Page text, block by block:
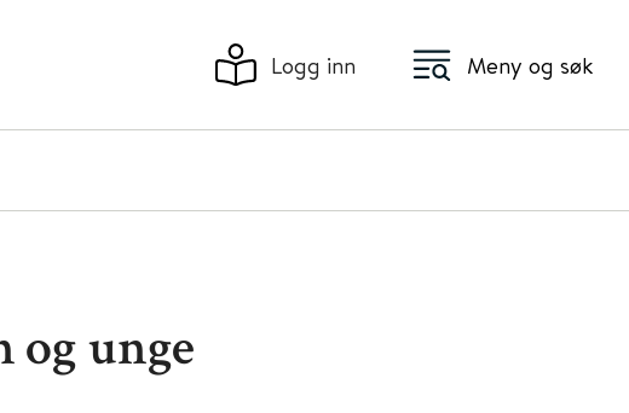
Logg inn Meny og søk
og unge